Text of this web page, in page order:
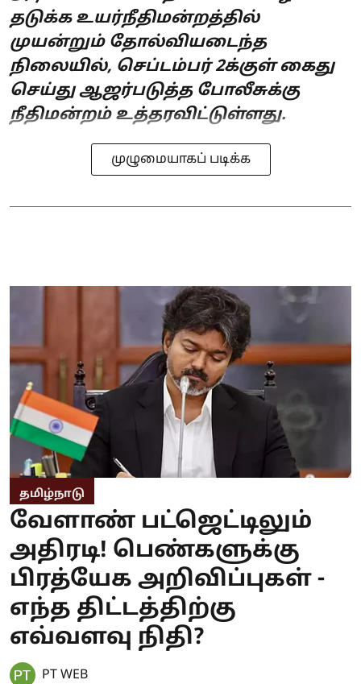
தடுக்க உயர்நீதிமன்றத்தில்
முயன்றும் தோல்வியடைந்த
நிலையில், செப்டம்பர் 2க்குள் கைது
செய்து ஆஜர்படுத்த போலீசுக்கு
நீதிமன்றம் உத்தரவிட்டுள்ளது.
முழுமையாகப் படிக்க
தமிழ்நாடு
வேளாண் பட்ஜெட்டிலும்
அதிரடி! பெண்களுக்கு
பிரத்யேக அறிவிப்புகள் -
எந்த திட்டத்திற்கு
எவ்வளவு நிதி?
PT WEB